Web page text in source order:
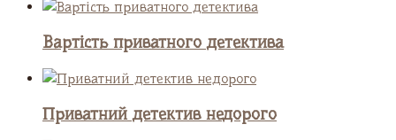
Вартість приватного детектива
Приватний детектив недорого